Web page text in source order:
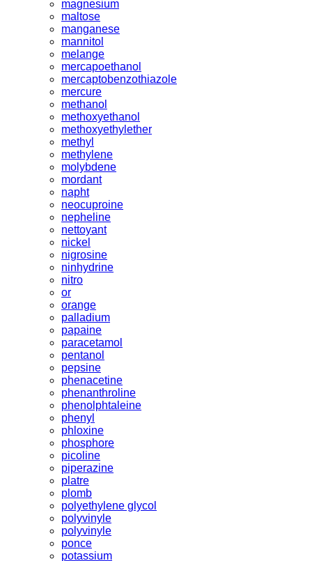
magnesium
maltose
manganese
mannitol
melange
mercapoethanol
mercaptobenzothiazole
mercure
methanol
methoxyethanol
methoxyethylether
methyl
methylene
molybdene
mordant
napht
neocuproine
nepheline
nettoyant
nickel
nigrosine
ninhydrine
nitro
or
orange
palladium
papaine
paracetamol
pentanol
pepsine
phenacetine
phenanthroline
phenolphtaleine
phenyl
phloxine
phosphore
picoline
piperazine
platre
plomb
polyethylene glycol
polyvinyle
polyvinyle
ponce
potassium